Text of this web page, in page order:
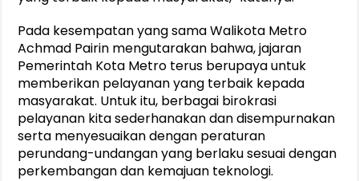
Pada kesempatan yang sama Walikota Metro
Achmad Pairin mengutarakan bahwa, jajaran
Pemerintah Kota Metro terus berupaya untuk
memberikan pelayanan yang terbaik kepada
masyarakat. Untuk itu, berbagai birokrasi
pelayanan kita sederhanakan dan disempurnakan
serta menyesuaikan dengan peraturan
perundang-undangan yang berlaku sesuai dengan
perkembangan dan kemajuan teknologi.